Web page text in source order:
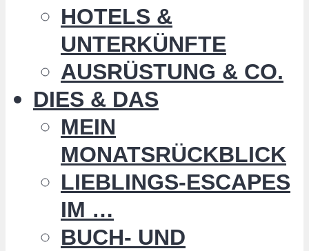
HOTELS &
UNTERKÜNFTE
AUSRÜSTUNG & CO.
DIES & DAS
MEIN
MONATSRÜCKBLICK
LIEBLINGS-ESCAPES
IM …
BUCH- UND